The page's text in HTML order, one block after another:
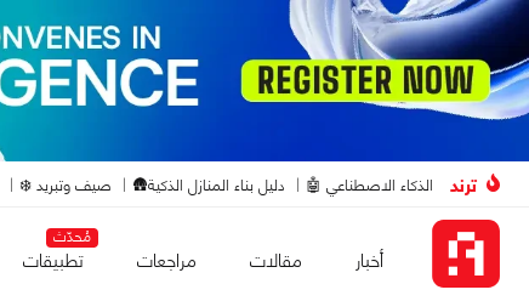
ترند الذكاء الاصطناعي 🤖 دليل بناء المنازل الذكية🛖 صيف وتبريد ❄️
أخبار مقالات مراجعات
مُحدّث
تطبيقات